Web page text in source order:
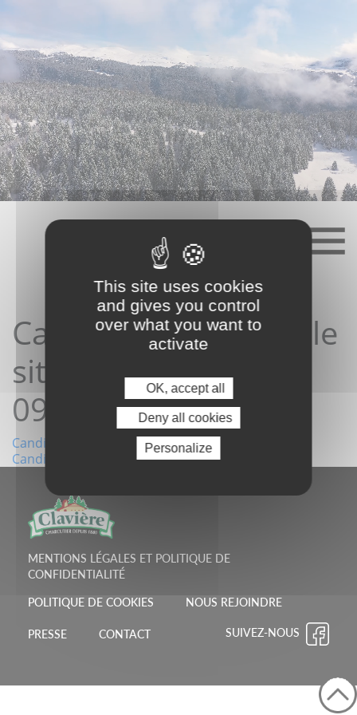
content
Candidature depuis le
site 12/03/2024
09:33:59
Navigation
l’article
Candidature depuis le site 27/02/2024 08:41:21
Candidature depuis le site 17/04/2024 09:28:52
MENTIONS LÉGALES ET POLITIQUE DE
CONFIDENTIALITÉ
POLITIQUE DE COOKIES NOUS REJOINDRE
PRESSE CONTACT SUIVEZ-NOUS
This site uses cookies
and gives you control
over what you want to
activate
OK, accept all
Deny all cookies
Personalize